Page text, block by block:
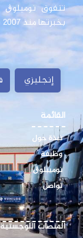
تتفوق
بخبرتها منذ 2007
إنجليزي
القائمة
نبذة حول
وظيفة
نوميبلوڨ
تواصل
المنصات